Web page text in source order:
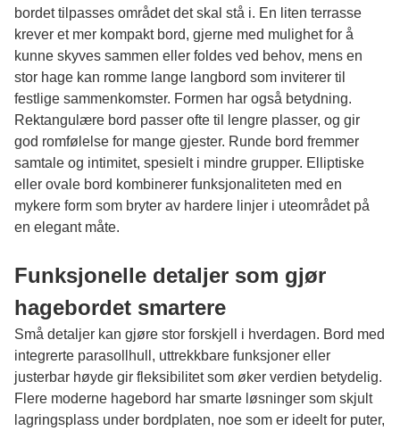
bordet tilpasses området det skal stå i. En liten terrasse
krever et mer kompakt bord, gjerne med mulighet for å
kunne skyves sammen eller foldes ved behov, mens en
stor hage kan romme lange langbord som inviterer til
festlige sammenkomster. Formen har også betydning.
Rektangulære bord passer ofte til lengre plasser, og gir
god romfølelse for mange gjester. Runde bord fremmer
samtale og intimitet, spesielt i mindre grupper. Elliptiske
eller ovale bord kombinerer funksjonaliteten med en
mykere form som bryter av hardere linjer i uteområdet på
en elegant måte.
Funksjonelle detaljer som gjør
hagebordet smartere
Små detaljer kan gjøre stor forskjell i hverdagen. Bord med
integrerte parasollhull, uttrekkbare funksjoner eller
justerbar høyde gir fleksibilitet som øker verdien betydelig.
Flere moderne hagebord har smarte løsninger som skjult
lagringsplass under bordplaten, noe som er ideelt for puter,